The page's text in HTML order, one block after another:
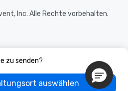
durations. Our
zu senden?
auswählen
Inc. Alle Rechte vorbehalten.